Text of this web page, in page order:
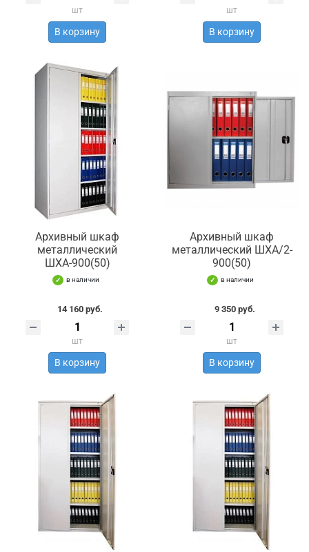
шт
В корзину
шт
В корзину
Архивный шкаф
металлический
ШХА-900(50)
в наличии
14 160 руб.
шт
В корзину
Архивный шкаф
металлический ШХА/2-
900(50)
в наличии
9 350 руб.
шт
В корзину